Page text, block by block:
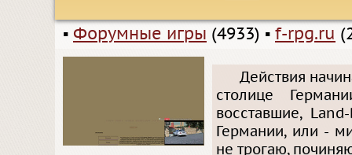
▪ Форумные игры (4933) ▪ f-rpg.ru
Действия
столице
восставшие,
Германии, или -
не трогаю,